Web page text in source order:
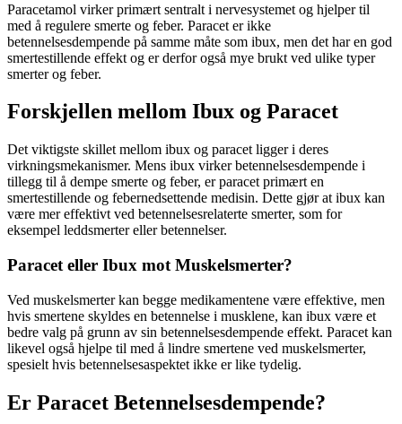
Paracetamol virker primært sentralt i nervesystemet og hjelper til
med å regulere smerte og feber. Paracet er ikke
betennelsesdempende på samme måte som ibux, men det har en god
smertestillende effekt og er derfor også mye brukt ved ulike typer
smerter og feber.
Forskjellen mellom Ibux og Paracet
Det viktigste skillet mellom ibux og paracet ligger i deres
virkningsmekanismer. Mens ibux virker betennelsesdempende i
tillegg til å dempe smerte og feber, er paracet primært en
smertestillende og febernedsettende medisin. Dette gjør at ibux kan
være mer effektivt ved betennelsesrelaterte smerter, som for
eksempel leddsmerter eller betennelser.
Paracet eller Ibux mot Muskelsmerter?
Ved muskelsmerter kan begge medikamentene være effektive, men
hvis smertene skyldes en betennelse i musklene, kan ibux være et
bedre valg på grunn av sin betennelsesdempende effekt. Paracet kan
likevel også hjelpe til med å lindre smertene ved muskelsmerter,
spesielt hvis betennelsesaspektet ikke er like tydelig.
Er Paracet Betennelsesdempende?